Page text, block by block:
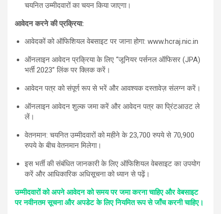
चयनित उम्मीदवारों का चयन किया जाएगा।
आवेदन करने की प्रक्रिया:
आवेदकों को ऑफिशियल वेबसाइट पर जाना होगा: www.hcraj.nic.in
ऑनलाइन आवेदन प्रक्रिया के लिए “जूनियर पर्सनल ऑफिसर (JPA)
भर्ती 2023” लिंक पर क्लिक करें।
आवेदन पत्र को संपूर्ण रूप से भरें और आवश्यक दस्तावेज़ संलग्न करें।
ऑनलाइन आवेदन शुल्क जमा करें और आवेदन पत्र का प्रिंटआउट ले
लें।
वेतनमान: चयनित उम्मीदवारों को महीने के 23,700 रुपये से 70,900
रुपये के बीच वेतनमान मिलेगा।
इस भर्ती की संबंधित जानकारी के लिए ऑफिशियल वेबसाइट का उपयोग
करें और आधिकारिक अधिसूचना को ध्यान से पढ़ें।
उम्मीदवारों को अपने आवेदन को समय पर जमा करना चाहिए और वेबसाइट
पर नवीनतम सूचना और अपडेट के लिए नियमित रूप से जाँच करनी चाहिए।